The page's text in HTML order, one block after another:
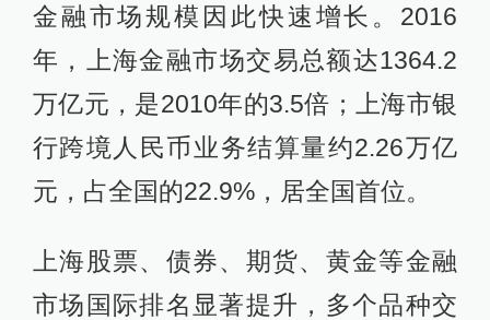
金融市场规模因此快速增长。2016
年，上海金融市场交易总额达1364.2
万亿元，是2010年的3.5倍；上海市银
行跨境人民币业务结算量约2.26万亿
元，占全国的22.9%，居全国首位。
上海股票、债券、期货、黄金等金融
市场国际排名显著提升，多个品种交